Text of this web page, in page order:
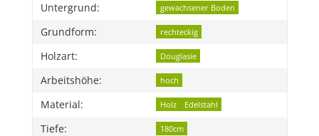
Untergrund: gewachsener Boden
Grundform: rechteckig
Holzart: Douglasie
Arbeitshöhe: hoch
Material: Holz Edelstahl
Tiefe: 180cm